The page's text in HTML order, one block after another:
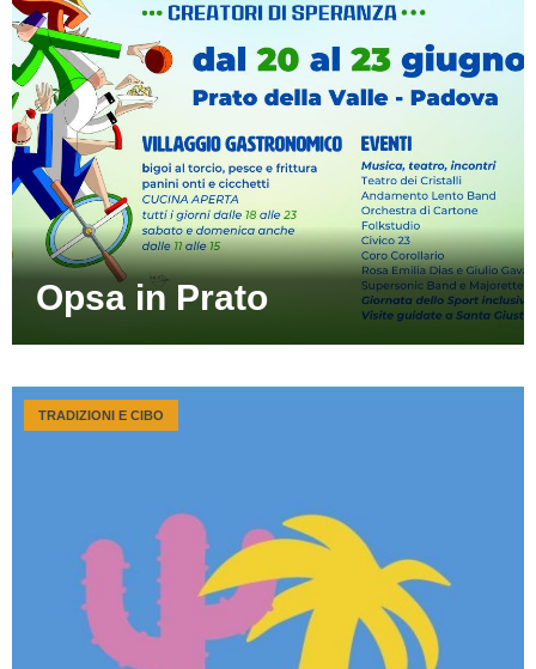
Opsa in Prato
TRADIZIONI E CIBO